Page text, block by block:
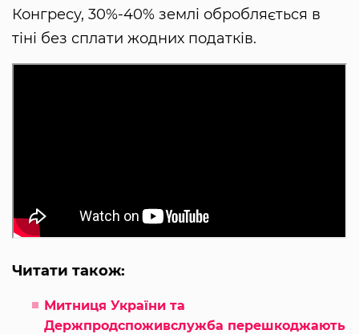
Конгресу, 30%-40% землі обробляється в
тіні без сплати жодних податків.
Читати також:
Митниця України та
Держпродспоживслужба перешкоджають